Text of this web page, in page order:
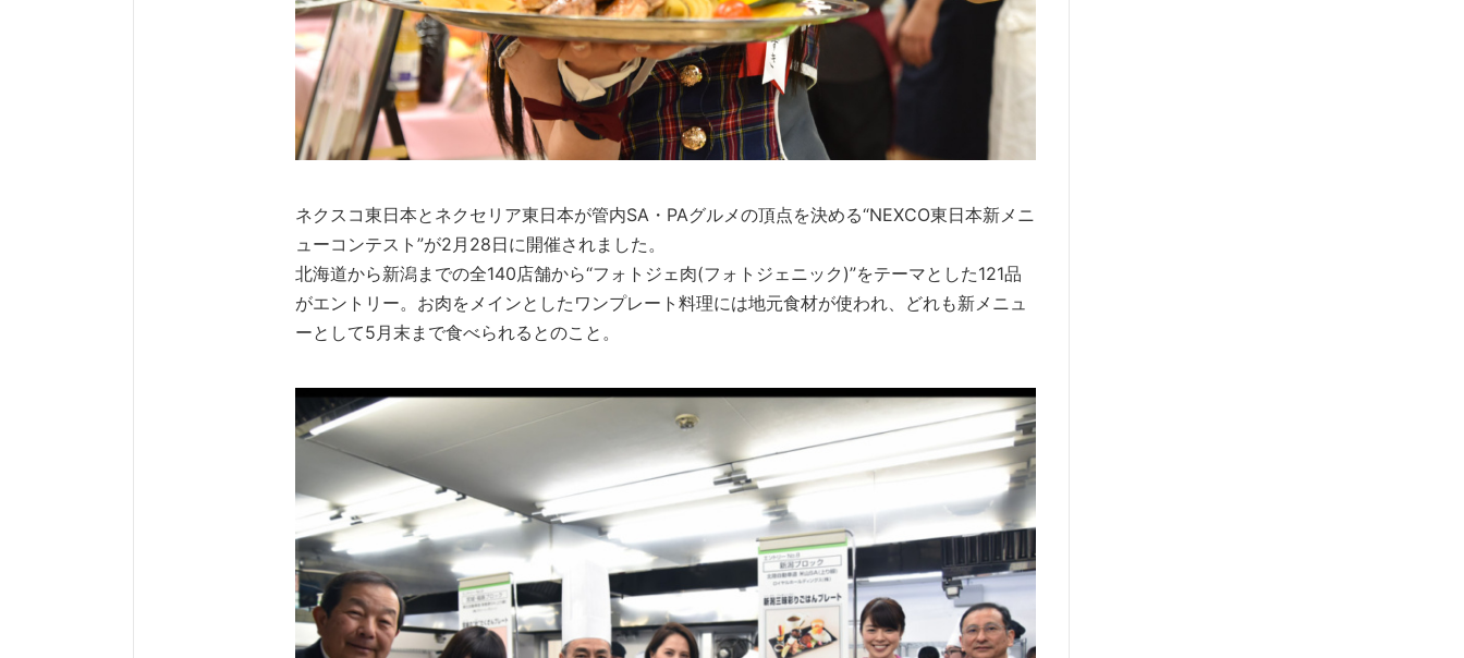
ネクスコ東日本とネクセリア東日本が管内SA・PAグルメの頂点を決める“NEXCO東日本新メニ
ューコンテスト”が2月28日に開催されました。
北海道から新潟までの全140店舗から“フォトジェ肉(フォトジェニック)”をテーマとした121品
がエントリー。お肉をメインとしたワンプレート料理には地元食材が使われ、どれも新メニュ
ーとして5月末まで食べられるとのこと。